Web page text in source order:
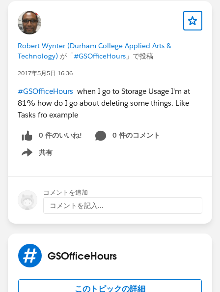
Robert Wynter (Durham College Applied Arts &
Technology) が「#GSOfficeHours 」で投稿
2017年5月5日 16:36
#GSOfficeHours when I go to Storage Usage I'm at
81% how do I go about deleting some things. Like
Tasks fro example
0 件のいいね!
0 件のコメント
共有
Show menu
コメントを追加
コメントを記入...
GSOfficeHours
このトピックの詳細